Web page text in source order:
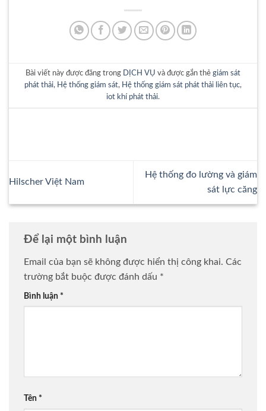
Bài viết này được đăng trong DỊCH VỤ và được gắn thẻ giám sát
phát thải, Hệ thống giám sát, Hệ thống giám sát phát thải liên tục,
iot khí phát thải.
Hilscher Việt Nam
Hệ thống đo lường và giám
sát lực căng
Để lại một bình luận
Email của bạn sẽ không được hiển thị công khai. Các
trường bắt buộc được đánh dấu *
Bình luận *
Tên *